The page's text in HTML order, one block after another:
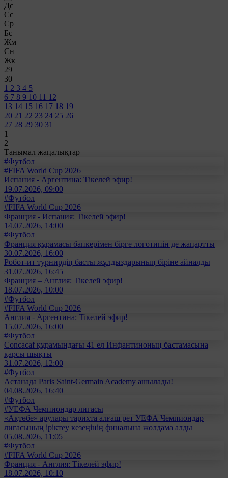
Дс
Сс
Ср
Бс
Жм
Сн
Жк
29
30
1 2 3 4 5
6 7 8 9 10 11 12
13 14 15 16 17 18 19
20 21 22 23 24 25 26
27 28 29 30 31
1
2
Танымал жаңалықтар
#Футбол
#FIFA World Cup 2026
Испания - Аргентина: Тікелей эфир!
19.07.2026, 09:00
#Футбол
#FIFA World Cup 2026
Франция - Испания: Тікелей эфир!
14.07.2026, 14:00
#Футбол
Франция құрамасы бапкерімен бірге логотипін де жаңартты
30.07.2026, 16:00
Робот-ит турнирдің басты жұлдыздарының біріне айналды
31.07.2026, 16:45
Франция – Англия: Тікелей эфир!
18.07.2026, 10:00
#Футбол
#FIFA World Cup 2026
Англия - Аргентина: Тікелей эфир!
15.07.2026, 16:00
#Футбол
Concacaf құрамындағы 41 ел Инфантиноның бастамасына
қарсы шықты
31.07.2026, 12:00
#Футбол
Астанада Paris Saint-Germain Academy ашылады!
04.08.2026, 16:40
#Футбол
#УЕФА Чемпиондар лигасы
«Ақтөбе» арулары тарихта алғаш рет УЕФА Чемпиондар
лигасының іріктеу кезеңінің финалына жолдама алды
05.08.2026, 11:05
#Футбол
#FIFA World Cup 2026
Франция - Англия: Тікелей эфир!
18.07.2026, 10:10